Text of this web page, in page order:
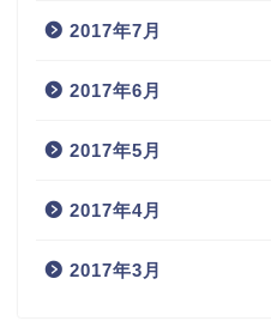
2017年7月
2017年6月
2017年5月
2017年4月
2017年3月